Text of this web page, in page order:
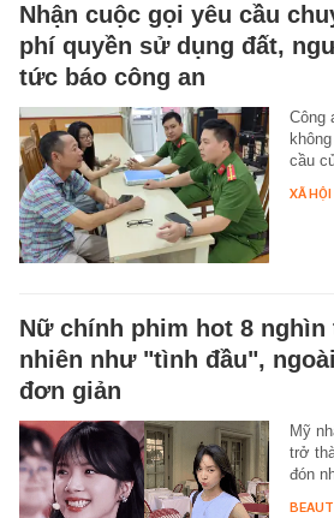
Nhận cuộc gọi yêu cầu
phí quyền sử dụng đất,
tức báo công an
Công
cầu
XÃ HỘI
Nữ chính phim hot 8
nhiên như "tình đầu",
đơn giản
Mỹ
trở
đón